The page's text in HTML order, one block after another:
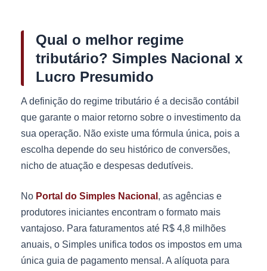
Qual o melhor regime
tributário? Simples Nacional x
Lucro Presumido
A definição do regime tributário é a decisão contábil
que garante o maior retorno sobre o investimento da
sua operação. Não existe uma fórmula única, pois a
escolha depende do seu histórico de conversões,
nicho de atuação e despesas dedutíveis.
No Portal do Simples Nacional , as agências e
produtores iniciantes encontram o formato mais
vantajoso. Para faturamentos até R$ 4,8 milhões
anuais, o Simples unifica todos os impostos em uma
única guia de pagamento mensal. A alíquota para